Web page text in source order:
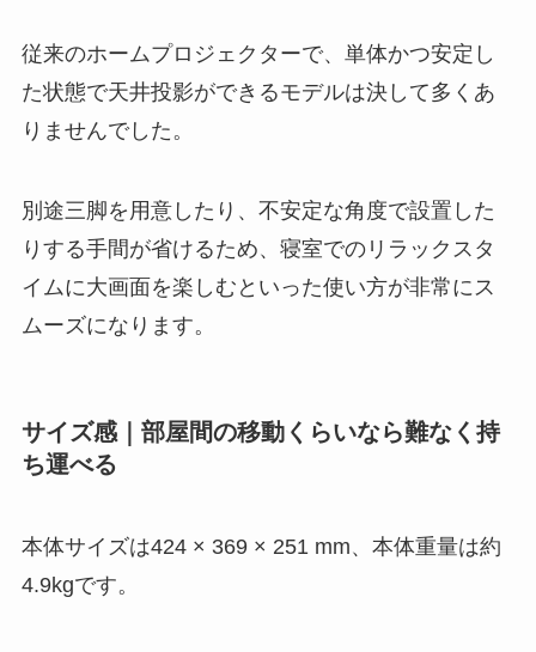
従来のホームプロジェクターで、単体かつ安定し
た状態で天井投影ができるモデルは決して多くあ
りませんでした。
別途三脚を用意したり、不安定な角度で設置した
りする手間が省けるため、寝室でのリラックスタ
イムに大画面を楽しむといった使い方が非常にス
ムーズになります。
サイズ感｜部屋間の移動くらいなら難なく持
ち運べる
本体サイズは424 × 369 × 251 mm、本体重量は約
4.9kgです。